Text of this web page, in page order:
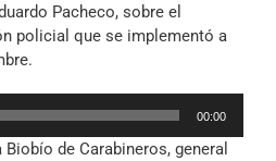
Pacheco, sobre el
policial que se implementó a
00:00
de Carabineros, general